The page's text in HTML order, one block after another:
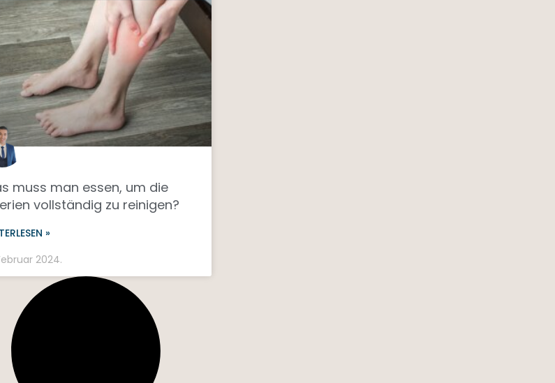
muss man essen, um die
vollständig zu reinigen?
»
2024.